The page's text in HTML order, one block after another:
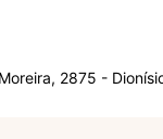
2875 -